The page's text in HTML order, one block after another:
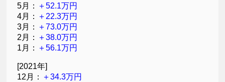
5月： ＋52.1万円
4月： ＋22.3万円
3月： ＋73.0万円
2月： ＋38.0万円
1月： ＋56.1万円
[2021年]
12月： ＋34.3万円